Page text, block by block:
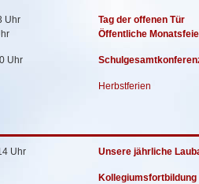
Uhr
Tag der offenen Tür
Öffentliche
Uhr
Herbstferien
Uhr Unsere jährliche
Kollegiumsfortbildung